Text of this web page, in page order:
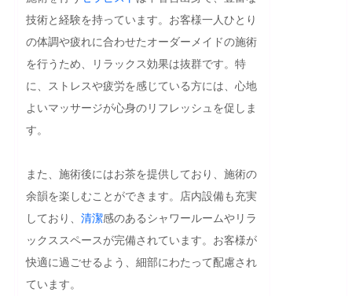
技術と経験を持っています。お客様一人ひとり
の体調や疲れに合わせたオーダーメイドの施術
を行うため、リラックス効果は抜群です。特
に、ストレスや疲労を感じている方には、心地
よいマッサージが心身のリフレッシュを促しま
す。
また、施術後にはお茶を提供しており、施術の
余韻を楽しむことができます。店内設備も充実
しており、 清潔感のあるシャワールームやリラ
ックススペースが完備されています。お客様が
快適に過ごせるよう、細部にわたって配慮され
ています。